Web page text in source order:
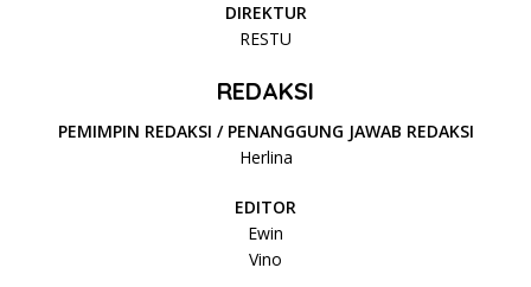
DIREKTUR
RESTU
REDAKSI
PEMIMPIN REDAKSI / PENANGGUNG JAWAB REDAKSI
Herlina
EDITOR
Ewin
Vino